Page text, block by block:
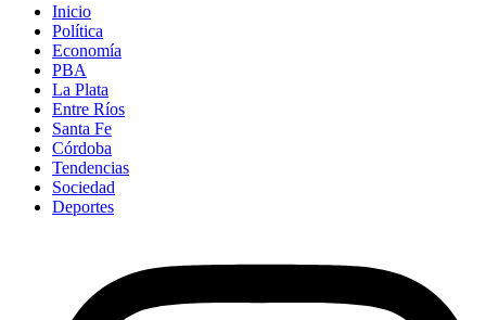
Inicio
Política
Economía
PBA
La Plata
Entre Ríos
Santa Fe
Córdoba
Tendencias
Sociedad
Deportes